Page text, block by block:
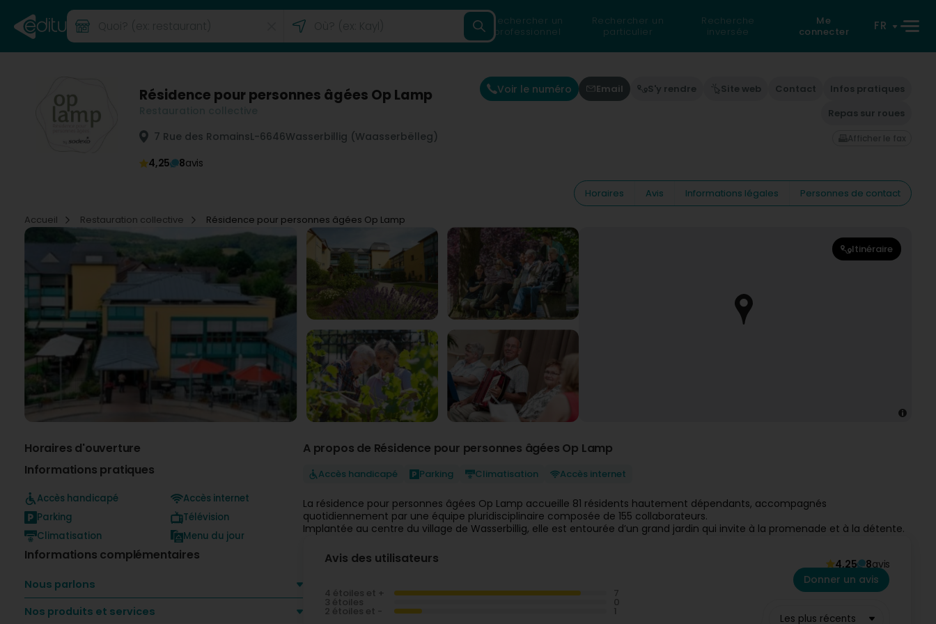
Rechercher un
professionnel
Rechercher un
particulier
Recherche
inversée
Me
connecter
FR
Résidence pour personnes âgées Op Lamp
7 Rue des RomainsL-6646Wasserbillig (Waasserbëlleg)
4,25
8avis
Voir le numéro Email S'y rendre Site web Contact
Infos pratiques
Repas sur roues
Afficher le fax
Horaires Avis Informations légales
Personnes de contact
Accueil
Restauration collective Résidence pour personnes âgées Op Lamp
Itinéraire
Horaires d'ouverture
Informations pratiques
Accès handicapé
Parking
Climatisation
Accès internet
Télévision
Menu du jour
Informations complémentaires
Nous parlons
Nos produits et services
A propos de Résidence pour personnes âgées Op Lamp
Accès handicapé Parking Climatisation Accès internet
La résidence pour personnes âgées Op Lamp accueille 81 résidents hautement dépendants, accompagnés
quotidiennement par une équipe pluridisciplinaire composée de 155 collaborateurs.
Implantée au centre du village de Wasserbillig, elle est entourée d’un grand jardin qui invite à la promenade et à la détente.
Avis des utilisateurs 4,25 8avis
4 étoiles et +
3 étoiles
2 étoiles et -
Donner un avis
Les plus récents